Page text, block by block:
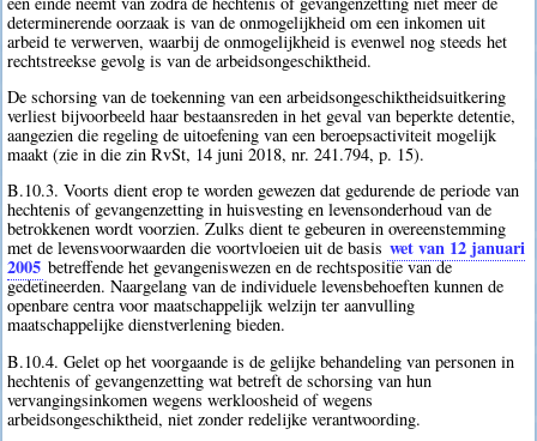
determinerende oorzaak is van de onmogelijkheid om een inkomen uit
arbeid te verwerven, waarbij de onmogelijkheid is evenwel nog steeds het
rechtstreekse gevolg is van de arbeidsongeschiktheid.
De schorsing van de toekenning van een arbeidsongeschiktheidsuitkering
verliest bijvoorbeeld haar bestaansreden in het geval van beperkte detentie,
aangezien die regeling de uitoefening van een beroepsactiviteit mogelijk
maakt (zie in die zin RvSt, 14 juni 2018, nr. 241.794, p. 15).
B.10.3. Voorts dient erop te worden gewezen dat gedurende de periode van
hechtenis of gevangenzetting in huisvesting en levensonderhoud van de
betrokkenen wordt voorzien. Zulks dient te gebeuren in overeenstemming
met de levensvoorwaarden die voortvloeien uit de basis wet van 12 januari
2005 betreffende het gevangeniswezen en de rechtspositie van de
gedetineerden. Naargelang van de individuele levensbehoeften kunnen de
openbare centra voor maatschappelijk welzijn ter aanvulling
maatschappelijke dienstverlening bieden.
B.10.4. Gelet op het voorgaande is de gelijke behandeling van personen in
hechtenis of gevangenzetting wat betreft de schorsing van hun
vervangingsinkomen wegens werkloosheid of wegens
arbeidsongeschiktheid, niet zonder redelijke verantwoording.